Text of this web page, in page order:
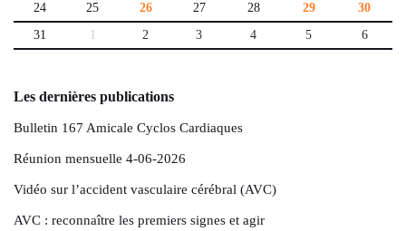
24
25 26 27 28 29
30
31
1 2 3 4 5 6
Les dernières publications
Bulletin 167 Amicale Cyclos Cardiaques
Réunion mensuelle 4-06-2026
Vidéo sur l’accident vasculaire cérébral (AVC)
AVC : reconnaître les premiers signes et agir